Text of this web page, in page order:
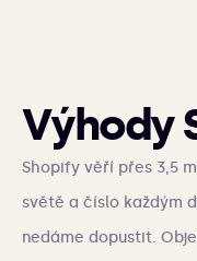
Výhody
Shopify věří přes 3,5
světě a číslo každým
nedáme dopustit.